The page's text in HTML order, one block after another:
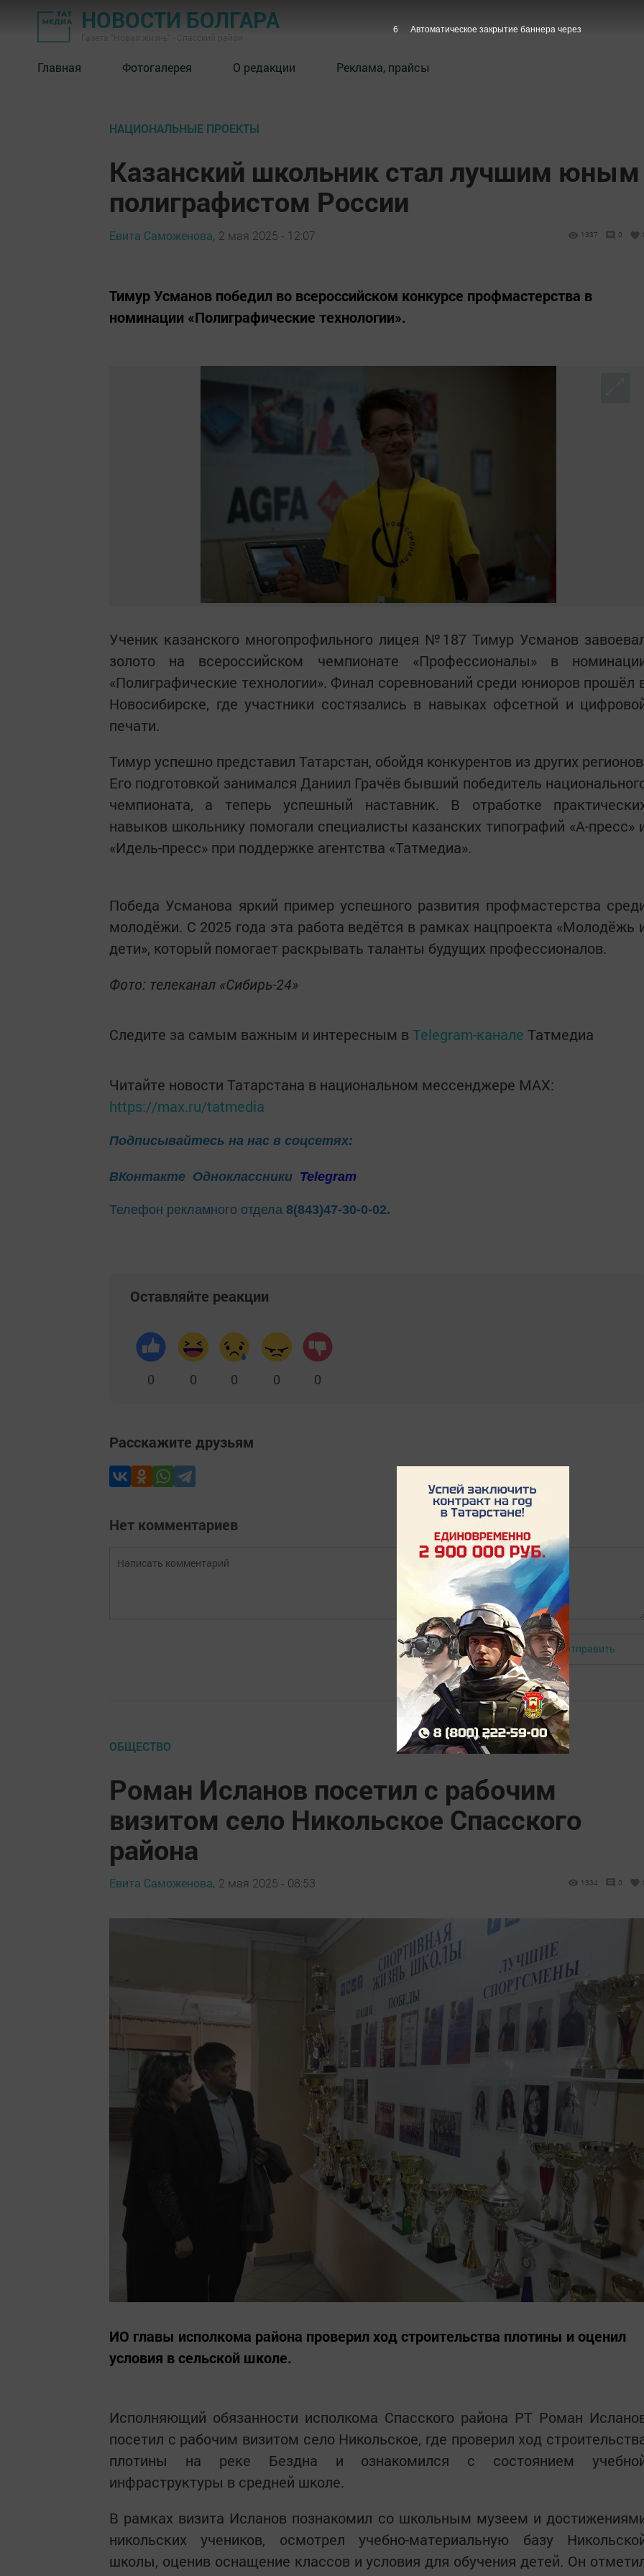
НОВОСТИ БОЛГАРА
Главная Фотогалерея О редакции Реклама, прайсы
НАЦИОНАЛЬНЫЕ ПРОЕКТЫ
Казанский школьник стал лучшим юным
полиграфистом России
Евита Саможенова, 2 мая 2025 - 12:07 1337 0
Тимур Усманов победил во всероссийском конкурсе профмастерства в
номинации «Полиграфические технологии».
Ученик казанского многопрофильного лицея №187 Тимур Усманов
золото на всероссийском чемпионате «Профессионалы» в
«Полиграфические технологии». Финал соревнований среди юниоров прошёл
Новосибирске, где участники состязались в навыках офсетной и
печати.
Тимур успешно представил Татарстан, обойдя конкурентов из других
Его подготовкой занимался Даниил Грачёв бывший победитель
чемпионата, а теперь успешный наставник. В отработке
навыков школьнику помогали специалисты казанских типографий «А-пресс»
«Идель-пресс» при поддержке агентства «Татмедиа».
Победа Усманова яркий пример успешного развития профмастерства
молодёжи. С 2025 года эта работа ведётся в рамках нацпроекта «Молодёжь
дети», который помогает раскрывать таланты будущих профессионалов.
Фото: телеканал «Сибирь-24»
Следите за самым важным и интересным в Telegram-канале Татмедиа
Читайте новости Татарстана в национальном мессенджере MАХ:
https://max.ru/tatmedia
Подписывайтесь на нас в соцсетях:
ВКонтакте Одноклассники Telegram
Телефон рекламного отдела 8(843)47-30-0-02.
Оставляйте реакции
0 0 0 0 0
Расскажите друзьям
Нет комментариев
Авторизоваться Отправить
ОБЩЕСТВО
Роман Исланов посетил с рабочим
визитом село Никольское Спасского
района
Евита Саможенова, 2 мая 2025 - 08:53 1334 0
ИО главы исполкома района проверил ход строительства плотины и оценил
условия в сельской школе.
Исполняющий обязанности исполкома Спасского района РТ Роман
посетил с рабочим визитом село Никольское, где проверил ход
плотины на реке Бездна и ознакомился с состоянием
инфраструктуры в средней школе.
В рамках визита Исланов познакомил со школьным музеем и
никольских учеников, осмотрел учебно-материальную базу
школы, оценив оснащение классов и условия для обучения детей. Он
5 Автоматическое закрытие баннера через